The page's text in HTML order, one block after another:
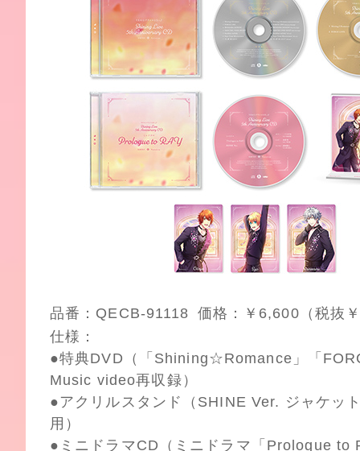
品番：QECB-91118 価格：￥6,600（税抜
仕様：
●特典DVD（「Shining☆Romance」「
Music video再収録）
●アクリルスタンド（SHINE Ver. ジャケッ
用）
●ミニドラマCD（ミニドラマ「Prologue to